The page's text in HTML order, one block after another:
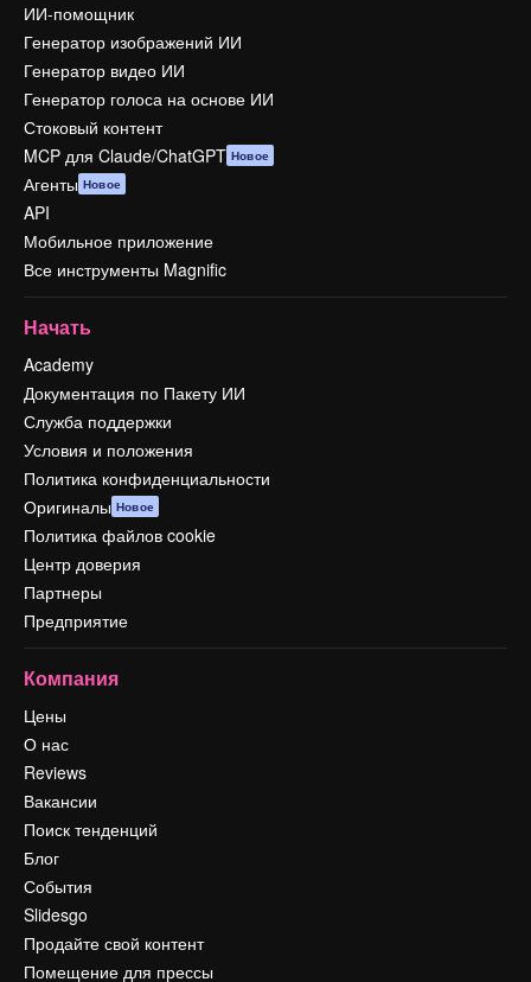
ИИ-помощник
Генератор изображений ИИ
Генератор видео ИИ
Генератор голоса на основе ИИ
Стоковый контент
MCP для Claude/ChatGPT Новое
Агенты Новое
API
Мобильное приложение
Все инструменты Magnific
Начать
Academy
Документация по Пакету ИИ
Служба поддержки
Условия и положения
Политика конфиденциальности
Оригиналы Новое
Политика файлов cookie
Центр доверия
Партнеры
Предприятие
Компания
Цены
О нас
Reviews
Вакансии
Поиск тенденций
Блог
События
Slidesgo
Продайте свой контент
Помещение для прессы